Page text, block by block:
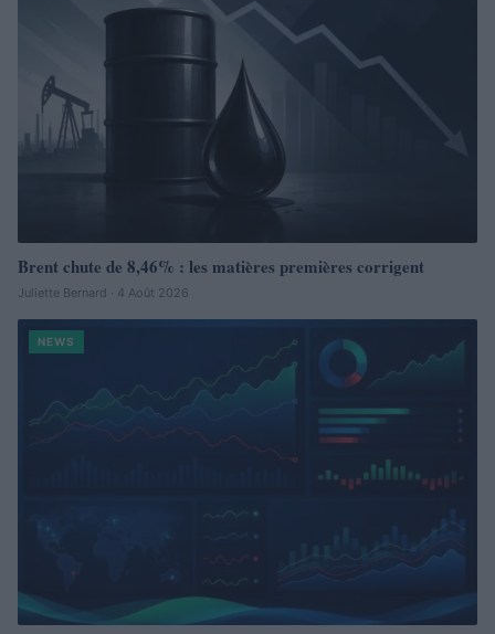
Brent chute de 8,46% : les matières premières corrigent
Juliette Bernard · 4 Août 2026
NEWS